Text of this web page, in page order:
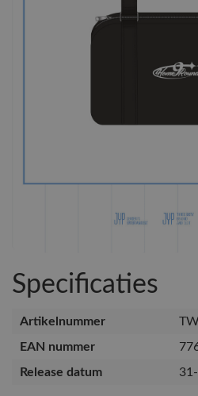
Specificaties
Artikelnummer
EAN nummer
Release datum